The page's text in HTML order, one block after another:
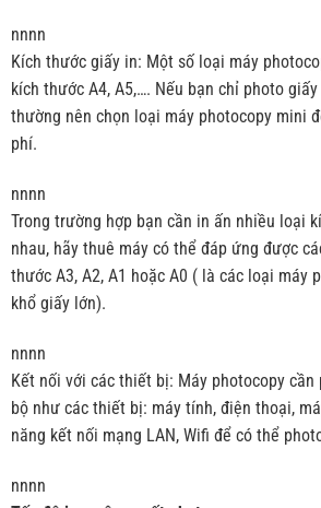
nnnn
Kích thước giấy in: Một số loại máy
kích thước A4, A5,…. Nếu bạn chỉ photo
thường nên chọn loại máy photocopy mini
phí.
nnnn
Trong trường hợp bạn cần in ấn nhiều loại
nhau, hãy thuê máy có thể đáp ứng được
thước A3, A2, A1 hoặc A0 ( là các loại máy
khổ giấy lớn).
nnnn
Kết nối với các thiết bị: Máy photocopy cần
bộ như các thiết bị: máy tính, điện thoại,
năng kết nối mạng LAN, Wifi để có thể
nnnn